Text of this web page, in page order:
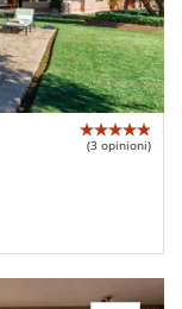
(3 opinioni)